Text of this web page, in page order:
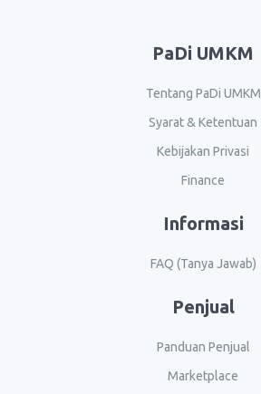
PaDi UMKM
Tentang PaDi UMKM
Syarat & Ketentuan
Kebijakan Privasi
Finance
Informasi
FAQ (Tanya Jawab)
Penjual
Panduan Penjual
Marketplace